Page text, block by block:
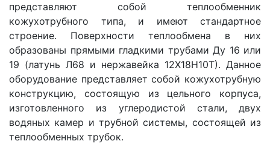
представляют собой теплообменник
кожухотрубного типа, и имеют стандартное
строение. Поверхности теплообмена в них
образованы прямыми гладкими трубами Ду 16 или
19 (латунь Л68 и нержавейка 12Х18Н10Т). Данное
оборудование представляет собой кожухотрубную
конструкцию, состоящую из цельного корпуса,
изготовленного из углеродистой стали, двух
водяных камер и трубной системы, состоящей из
теплообменных трубок.